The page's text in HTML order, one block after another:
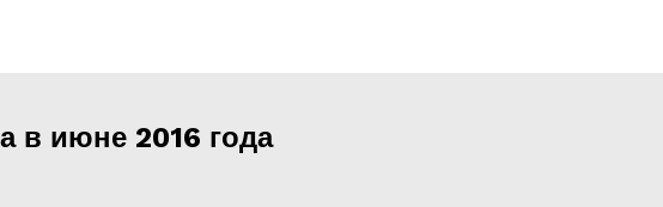
в июне 2016 года